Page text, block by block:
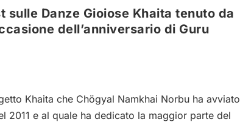
sulle Danze Gioiose Khaita tenuto da
dell’anniversario di Guru
Khaita che Chögyal Namkhai Norbu ha avviato
2011 e al quale ha dedicato la maggior parte del